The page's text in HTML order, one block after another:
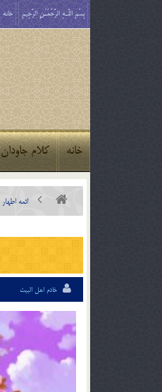
بِسْمِ اللَّـهِ الرَّحْمَـٰنِ الرَّحِيمِ خانه
خانه کلام جاودان
ائمه اطهار
خادم اهل البیت